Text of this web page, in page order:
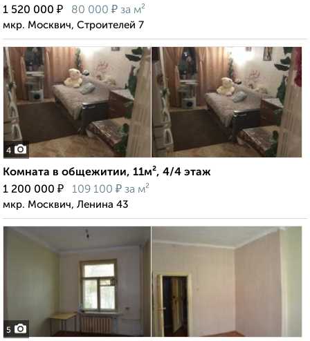
1 520 000 ₽ 80 000 ₽ за м²
мкр. Москвич, Строителей 7
4
Комната в общежитии, 11м², 4/4 этаж
1 200 000 ₽ 109 100 ₽ за м²
мкр. Москвич, Ленина 43
5